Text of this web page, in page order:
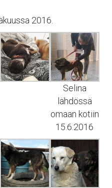
2016.
Selina
lähdössä
omaan kotiin
15.6.2016